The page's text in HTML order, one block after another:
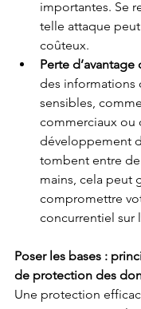
importantes. Se
telle attaque
coûteux.
Perte
des informations
sensibles,
commerciaux ou
développement
tombent entre de
mains, cela peut
compromettre
concurrentiel sur
Poser les bases :
de protection des
Une protection